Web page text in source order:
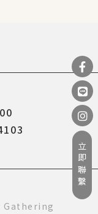
立即聯繫
Gathering